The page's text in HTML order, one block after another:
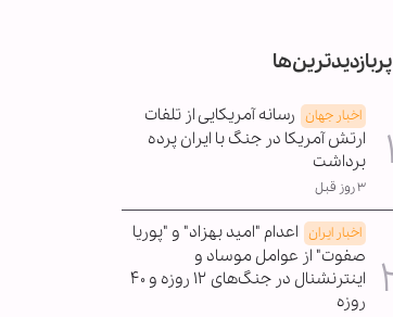
پربازدیدترین‌ها
اخبار جهان رسانه آمریکایی از تلفات
ارتش آمریکا در جنگ با ایران پرده
برداشت
۳ روز قبل
اخبار ایران اعدام "امید بهزاد" و "پوریا
صفوت" از عوامل موساد و
اینترنشنال در جنگ‌های ۱۲ روزه و ۴۰
روزه